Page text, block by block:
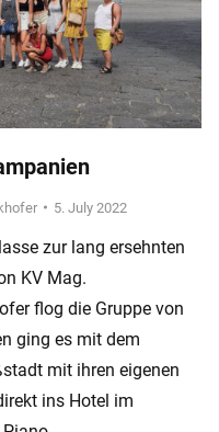
5. July 2022
zur lang ersehnten
KV Mag.
flog die Gruppe von
ging es mit dem
mit ihren eigenen
ins Hotel im